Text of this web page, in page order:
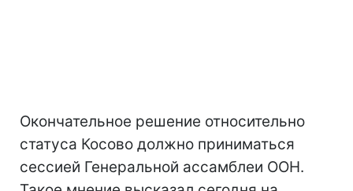
Окончательное решение относительно
статуса Косово должно приниматься
сессией Генеральной ассамблеи ООН.